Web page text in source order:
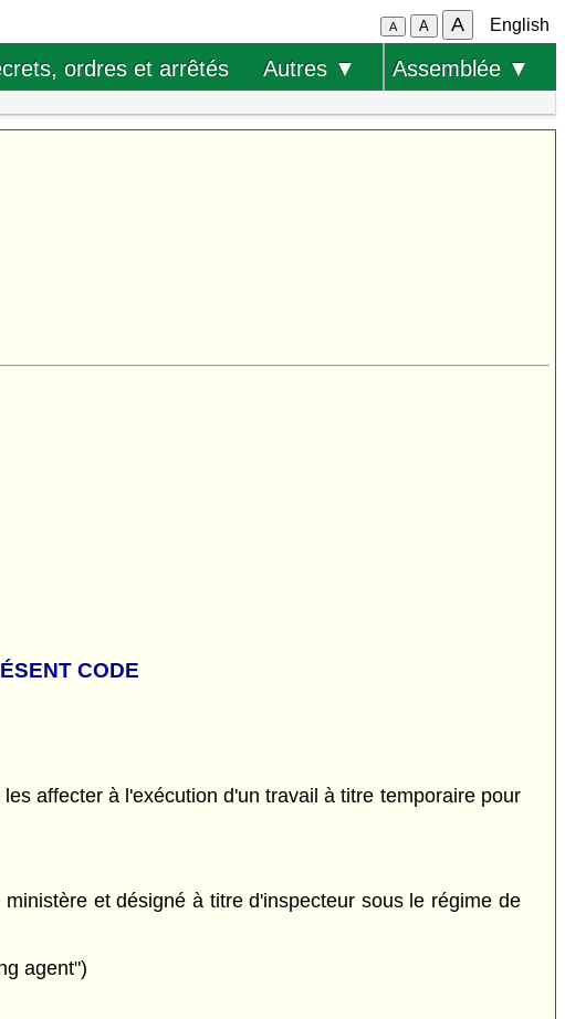
A A A English
ordres et arrêtés Autres ▼ Assemblée ▼
CODE
affecter à l'exécution d'un travail à titre temporaire pour
et désigné à titre d'inspecteur sous le régime de
agent")